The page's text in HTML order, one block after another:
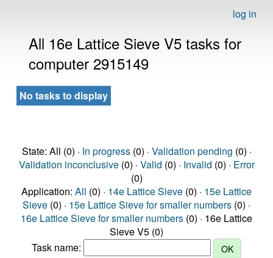
log in
All 16e Lattice Sieve V5 tasks for
computer 2915149
No tasks to display
State: All (0) · In progress(0) · Validation pending (0) ·
Validation inconclusive(0) · Valid (0) · Invalid (0) · Error
(0)
Application: All (0) · 14e Lattice Sieve (0) · 15e Lattice
Sieve (0) · 15e Lattice Sieve for smaller numbers (0) ·
16e Lattice Sieve for smaller numbers (0) · 16e Lattice
Sieve V5 (0)
Task name: